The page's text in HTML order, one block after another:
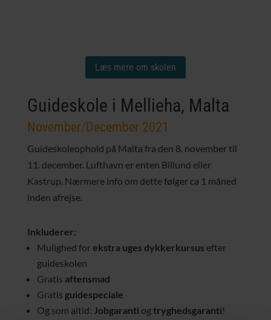
Læs mere om skolen
Guideskole i Mellieha, Malta
November/December 2021
Guideskoleophold på Malta fra den 8. november til
11. december. Lufthavn er enten Billund eller
Kastrup. Nærmere info om dette følger ca 1 måned
inden afrejse.
Inkluderer:
Mulighed for ekstra uges dykkerkursus efter
guideskolen
Gratis aftensmad
Gratis guidespeciale
Og som altid: Jobgaranti ogtryghedsgaranti!